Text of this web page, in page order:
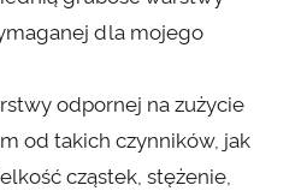
dla mojego
odpornej na zużycie
od takich czynników, jak
cząstek, stężenie,